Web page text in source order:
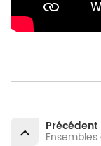
Précédent